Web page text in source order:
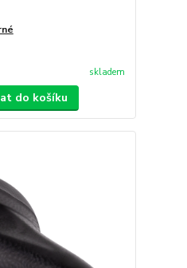
skladem
do košíku